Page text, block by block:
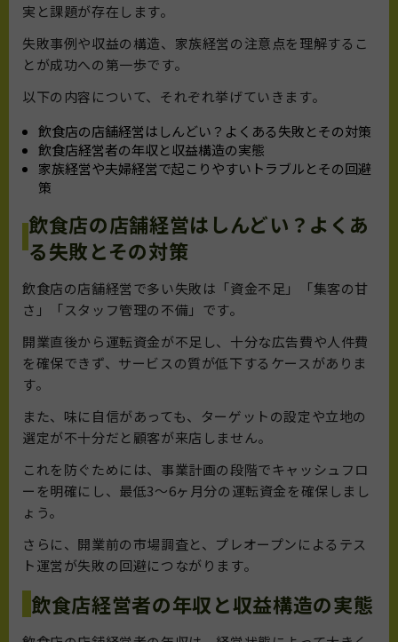
実と課題が存在します。
失敗事例や収益の構造、家族経営の注意点を理解するこ
とが成功への第一歩です。
以下の内容について、それぞれ挙げていきます。
飲食店の店舗経営はしんどい？よくある失敗とその対策
飲食店経営者の年収と収益構造の実態
家族経営や夫婦経営で起こりやすいトラブルとその回避
策
飲食店の店舗経営はしんどい？よくあ
る失敗とその対策
飲食店の店舗経営で多い失敗は「資金不足」「集客の甘
さ」「スタッフ管理の不備」です。
開業直後から運転資金が不足し、十分な広告費や人件費
を確保できず、サービスの質が低下するケースがありま
す。
また、味に自信があっても、ターゲットの設定や立地の
選定が不十分だと顧客が来店しません。
これを防ぐためには、事業計画の段階でキャッシュフロ
ーを明確にし、最低3〜6ヶ月分の運転資金を確保しまし
ょう。
さらに、開業前の市場調査と、プレオープンによるテス
ト運営が失敗の回避につながります。
飲食店経営者の年収と収益構造の実態